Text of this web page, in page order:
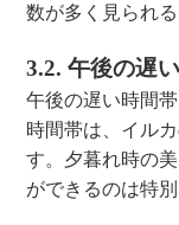
数が多く見られ
3.2. 午後の遅
午後の遅い時間
時間帯は、イル
す。夕暮れ時の
ができるのは特別